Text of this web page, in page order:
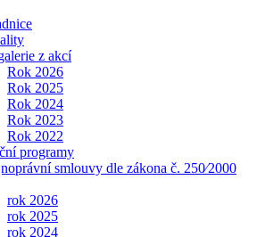
z akcí
Rok 2026
Rok 2025
Rok 2024
Rok 2023
Rok 2022
programy
smlouvy dle zákona č. 250⁄2000
rok 2026
rok 2025
rok 2024